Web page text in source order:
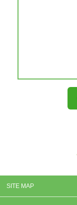
SITE MAP